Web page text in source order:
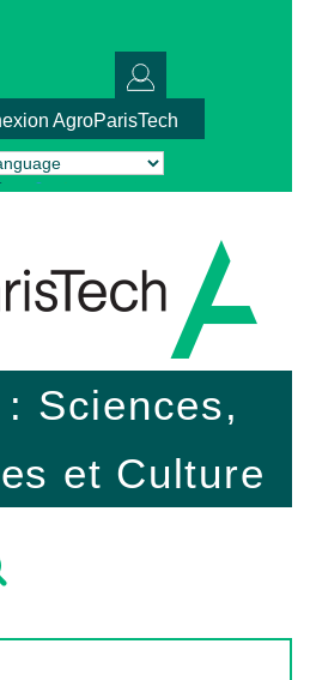
AgroParisTech
Translate
Sciences,
et Culture